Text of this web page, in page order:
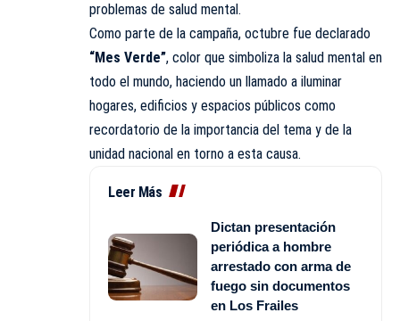
problemas de salud mental.
Como parte de la campaña, octubre fue declarado
“Mes Verde”, color que simboliza la salud mental en
todo el mundo, haciendo un llamado a iluminar
hogares, edificios y espacios públicos como
recordatorio de la importancia del tema y de la
unidad nacional en torno a esta causa.
Leer Más
Dictan presentación
periódica a hombre
arrestado con arma de
fuego sin documentos
en Los Frailes